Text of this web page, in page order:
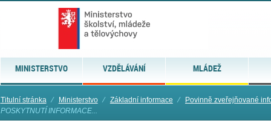
MINISTERSTVO VZDĚLÁVÁNÍ MLÁDEŽ
Titulní stránka ⁄ Ministerstvo ⁄ Základní informace ⁄
Povinně zveřejňované
POSKYTNUTÍ INFORMACE...